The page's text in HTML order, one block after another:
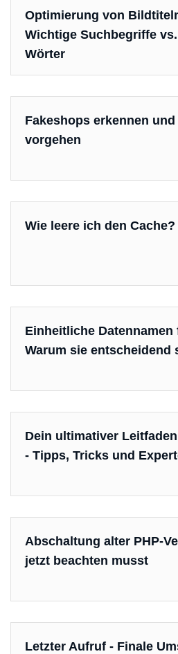
Optimierung von
Wichtige Suchbegriffe
Wörter
Fakeshops erkennen
vorgehen
Wie leere ich den Cache?
Einheitliche
Warum sie entscheidend
Dein ultimativer
- Tipps, Tricks und
Abschaltung alter PHP-
jetzt beachten musst
Letzter Aufruf - Finale